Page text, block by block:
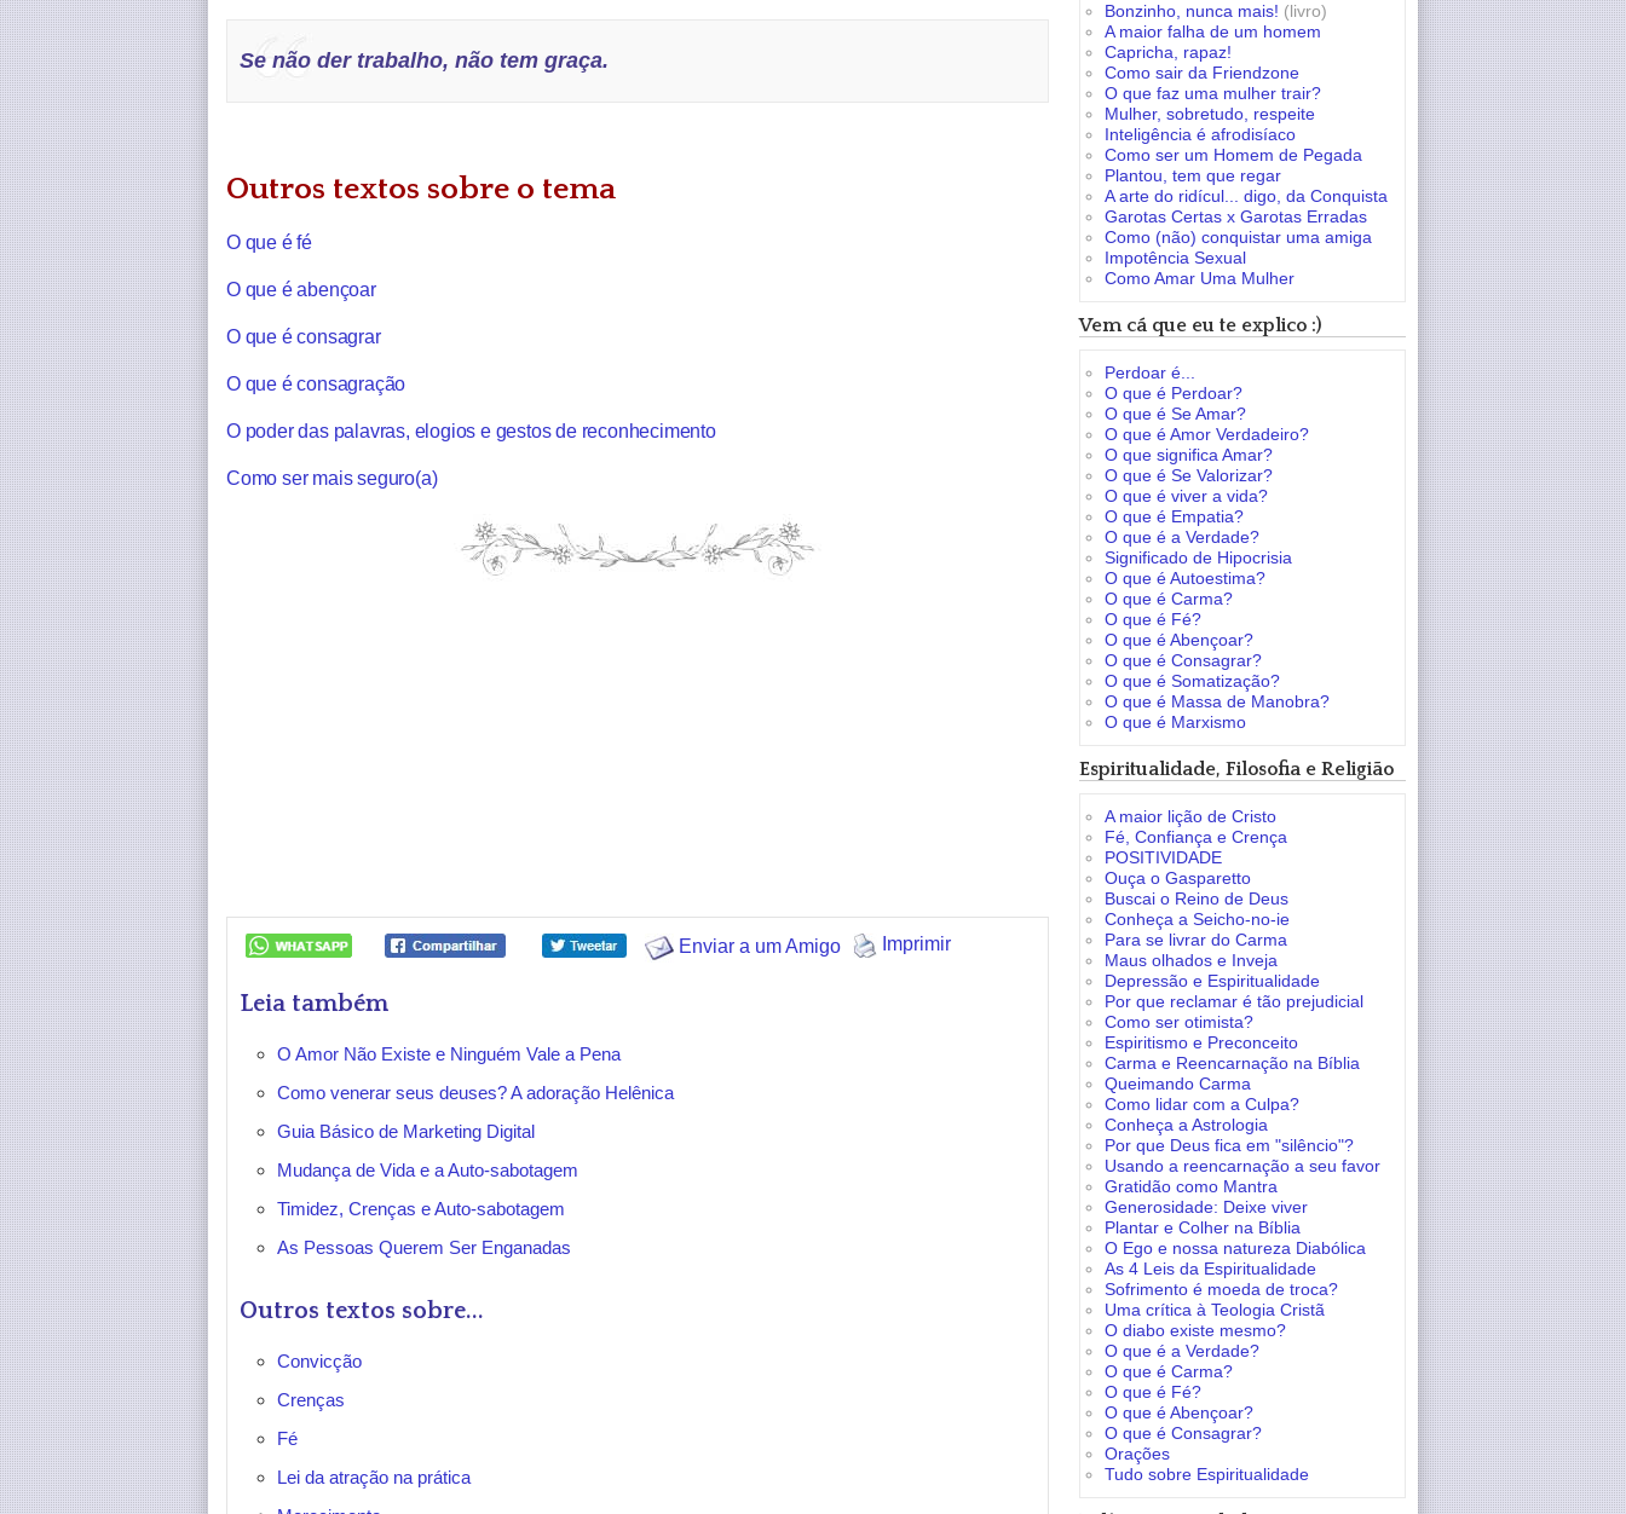
Se não der trabalho, não tem graça.
Outros textos sobre o tema
O que é fé
O que é abençoar
O que é consagrar
O que é consagração
O poder das palavras, elogios e gestos de reconhecimento
Como ser mais seguro(a)
Enviar a um Amigo Imprimir
Leia também
O Amor Não Existe e Ninguém Vale a Pena
Como venerar seus deuses? A adoração Helênica
Guia Básico de Marketing Digital
Mudança de Vida e a Auto-sabotagem
Timidez, Crenças e Auto-sabotagem
As Pessoas Querem Ser Enganadas
Outros textos sobre...
Convicção
Crenças
Fé
Lei da atração na prática
Bonzinho, nunca mais! (livro)
A maior falha de um homem
Capricha, rapaz!
Como sair da Friendzone
O que faz uma mulher trair?
Mulher, sobretudo, respeite
Inteligência é afrodisíaco
Como ser um Homem de Pegada
Plantou, tem que regar
A arte do ridícul... digo, da Conquista
Garotas Certas x Garotas Erradas
Como (não) conquistar uma amiga
Impotência Sexual
Como Amar Uma Mulher
Vem cá que eu te explico :)
Perdoar é...
O que é Perdoar?
O que é Se Amar?
O que é Amor Verdadeiro?
O que significa Amar?
O que é Se Valorizar?
O que é viver a vida?
O que é Empatia?
O que é a Verdade?
Significado de Hipocrisia
O que é Autoestima?
O que é Carma?
O que é Fé?
O que é Abençoar?
O que é Consagrar?
O que é Somatização?
O que é Massa de Manobra?
O que é Marxismo
Espiritualidade, Filosofia e Religião
A maior lição de Cristo
Fé, Confiança e Crença
POSITIVIDADE
Ouça o Gasparetto
Buscai o Reino de Deus
Conheça a Seicho-no-ie
Para se livrar do Carma
Maus olhados e Inveja
Depressão e Espiritualidade
Por que reclamar é tão prejudicial
Como ser otimista?
Espiritismo e Preconceito
Carma e Reencarnação na Bíblia
Queimando Carma
Como lidar com a Culpa?
Conheça a Astrologia
Por que Deus fica em "silêncio"?
Usando a reencarnação a seu favor
Gratidão como Mantra
Generosidade: Deixe viver
Plantar e Colher na Bíblia
O Ego e nossa natureza Diabólica
As 4 Leis da Espiritualidade
Sofrimento é moeda de troca?
Uma crítica à Teologia Cristã
O diabo existe mesmo?
O que é a Verdade?
O que é Carma?
O que é Fé?
O que é Abençoar?
O que é Consagrar?
Orações
Tudo sobre Espiritualidade